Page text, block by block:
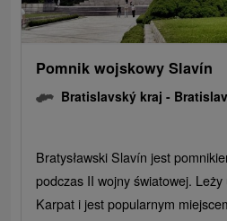
Pomnik wojskowy Slavín
Bratislavský kraj -
Bratysławski Slavín jest
podczas II wojny światowej. Leży
Karpat i jest popularnym